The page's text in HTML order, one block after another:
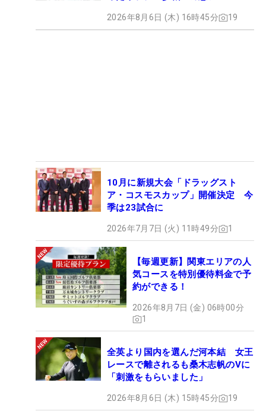
2026年8月6日 (木) 16時45分 19
10月に新規大会「ドラッグスト
ア・コスモスカップ」開催決定 今
季は23試合に
2026年7月7日 (火) 11時49分 1
【毎週更新】関東エリアの人
気コースを特別優待料金で予
約ができる！
2026年8月7日 (金) 06時00分
1
全英より国内を選んだ河本結 女王
レースで離されるも桑木志帆のVに
「刺激をもらいました」
2026年8月6日 (木) 15時45分 19